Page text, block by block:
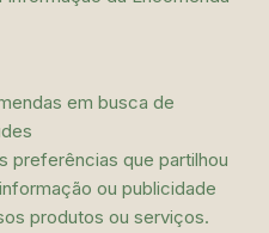
em busca de
preferências que partilhou
ou publicidade
produtos ou serviços.